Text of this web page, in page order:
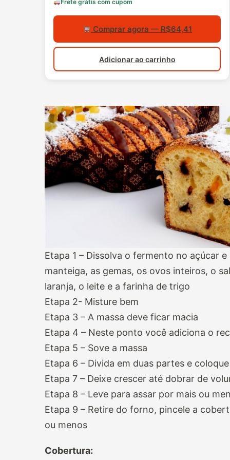
Frete grátis com cupom
Comprar agora — R$64,41
Adicionar ao carrinho
Etapa 1 – Dissolva o fermento no açúcar
manteiga, as gemas, os ovos inteiros, o
laranja, o leite e a farinha de trigo
Etapa 2- Misture bem
Etapa 3 – A massa deve ficar macia
Etapa 4 – Neste ponto você adiciona o
Etapa 5 – Sove a massa
Etapa 6 – Divida em duas partes e
Etapa 7 – Deixe crescer até dobrar de
Etapa 8 – Leve para assar por mais ou
Etapa 9 – Retire do forno, pincele a
ou menos
Cobertura: